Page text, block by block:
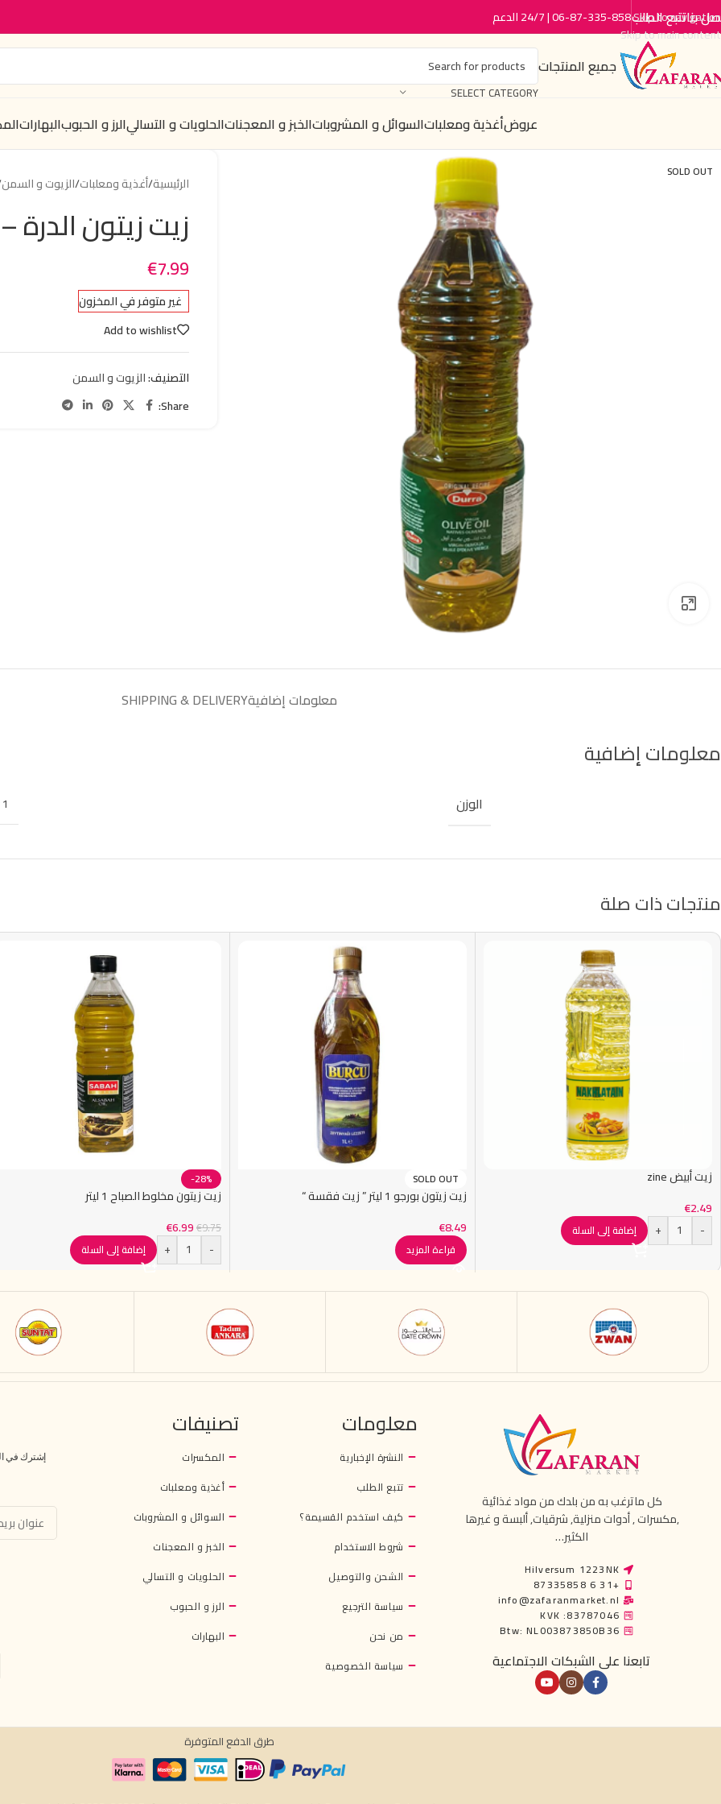
Skip to navigation
Skip to main content
بناتتبع الطلب06-87-335-858 | 24/7 الدعم
جميع المنتجات
SELECT CATEGORY
عروضأغذية ومعلباتالسوائل و المشروباتالخبز و المعجناتالحلويات و التساليالرز و الحبوبالبهارات
SOLD OUT
الرئيسية/أغذية ومعلبات/الزيوت و السمن
زيت زيتون الدرة – 1 ليتر
€7.99
غير متوفر في المخزون
Add to wishlist
التصنيف:الزيوت و السمن
Share:
معلومات إضافيةSHIPPING & DELIVERY
معلومات إضافية
الوزن 1 Liter
منتجات ذات صلة
زيت أبيض zine
€2.49
-
+ إضافة إلى السلة
SOLD OUT
زيت زيتون بورجو 1 ليتر ” زيت فقسة “
€8.49
قراءة المزيد
-28%
زيت زيتون مخلوط الصباح 1 ليتر
€9.75
€6.99
-
+ إضافة إلى السلة
كل ماترغب به من بلدك من مواد غذائية
,مكسرات , أدوات منزلية, شرقيات, ألبسة و غيرها
الكثير…
Hilversum 1223NK
+31 6 87335858
info@zafaranmarket.nl
KVK :83787046
Btw: NL003873850B36
تابعنا على الشبكات الاجتماعية
معلومات
النشرة الإخبارية
تتبع الطلب
كيف استخدم القسيمة؟
شروط الاستخدام
الشحن والتوصيل
سياسة الترجيع
من نحن
سياسة الخصوصية
تصنيفات
المكسرات
أغذية ومعلبات
السوائل و المشروبات
الخبز و المعجنات
الحلويات و التسالي
الرز و الحبوب
البهارات
إشترك في
طرق الدفع المتوفرة